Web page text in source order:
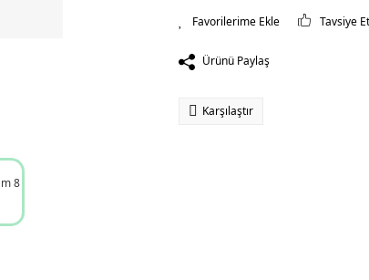
Tavsiye
Ürünü Paylaş
Karşılaştır